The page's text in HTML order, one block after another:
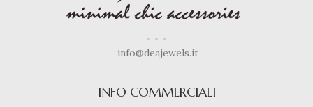
info@deajewels.it
INFO COMMERCIALI